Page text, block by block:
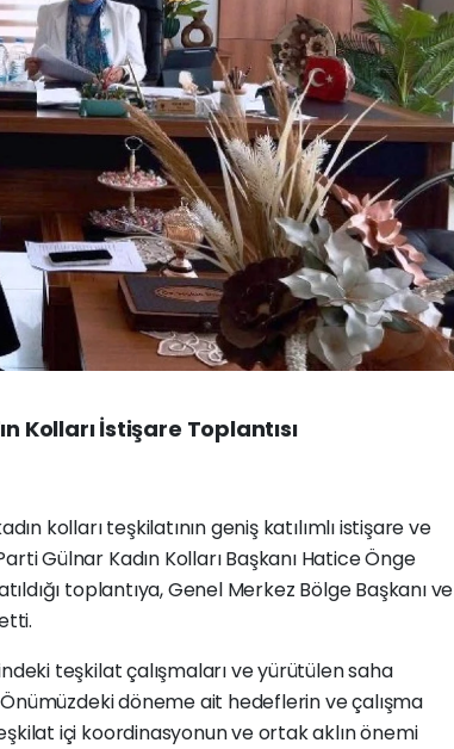
Kolları İstişare Toplantısı
kolları teşkilatının geniş katılımlı istişare ve
Gülnar Kadın Kolları Başkanı Hatice Önge
toplantıya, Genel Merkez Bölge Başkanı ve
teşkilat çalışmaları ve yürütülen saha
döneme ait hedeflerin ve çalışma
içi koordinasyonun ve ortak aklın önemi